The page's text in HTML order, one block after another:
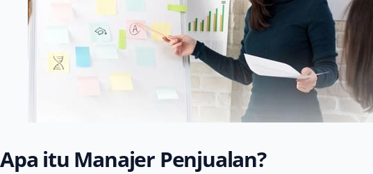
Apa itu Manajer Penjualan?